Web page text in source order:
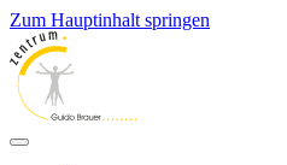
Zum Hauptinhalt springen